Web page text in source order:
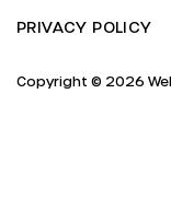
PRIVACY POLICY
Copyright © 2026